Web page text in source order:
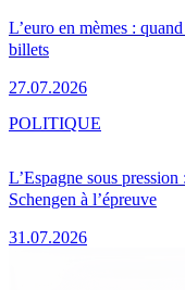
L’euro en mèmes :
billets
27.07.2026
L’Espagne sous
Schengen à l’épreuve
31.07.2026
POLITIQUE